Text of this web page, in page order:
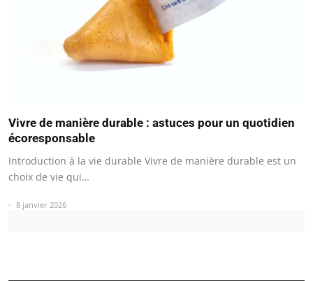
Vivre de manière durable : astuces pour un quotidien
écoresponsable
Introduction à la vie durable Vivre de manière durable est un
choix de vie qui…
8 janvier 2026